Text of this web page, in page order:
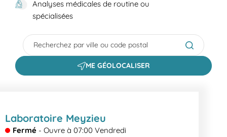
Analyses médicales de routine ou
spécialisées
City, State/Province, Zip or City & Country
Submit a
ME GÉOLOCALISER
Laboratoire Meyzieu
Fermé - Ouvre à 07:00 Vendredi